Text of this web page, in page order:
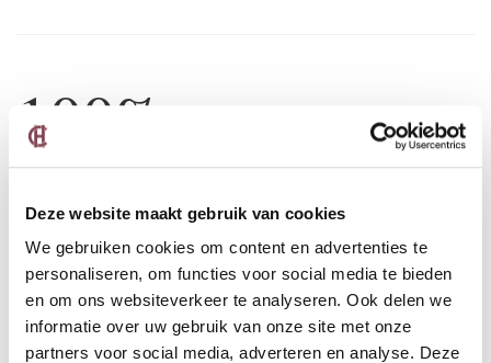
Deze website maakt gebruik van cookies
We gebruiken cookies om content en advertenties te
personaliseren, om functies voor social media te bieden
en om ons websiteverkeer te analyseren. Ook delen we
informatie over uw gebruik van onze site met onze
partners voor social media, adverteren en analyse. Deze
100%
Location
Cleanliness